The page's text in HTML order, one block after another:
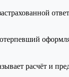
расчёт и